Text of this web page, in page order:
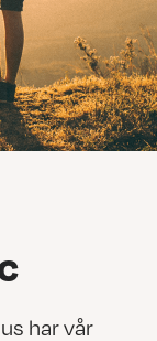
har vår